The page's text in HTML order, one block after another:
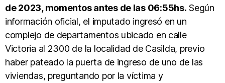
de 2023, momentos antes de las 06:55hs. Según
información oficial, el imputado ingresó en un
complejo de departamentos ubicado en calle
Victoria al 2300 de la localidad de Casilda, previo
haber pateado la puerta de ingreso de uno de las
viviendas, preguntando por la víctima y